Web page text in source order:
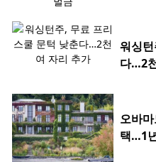
워싱
다…2
오바
택…1